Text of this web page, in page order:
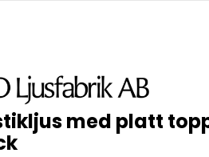
med platt topp